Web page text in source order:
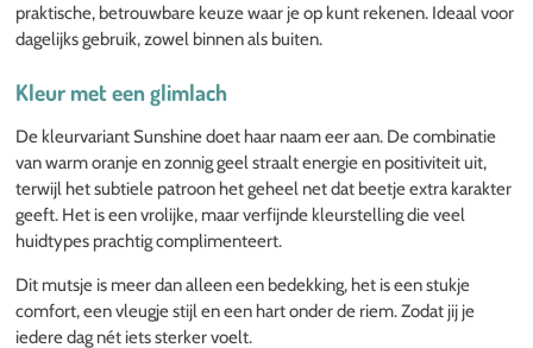
praktische, betrouwbare keuze waar je op kunt rekenen. Ideaal voor
dagelijks gebruik, zowel binnen als buiten.
Kleur met een glimlach
De kleurvariant Sunshine doet haar naam eer aan. De combinatie
van warm oranje en zonnig geel straalt energie en positiviteit uit,
terwijl het subtiele patroon het geheel net dat beetje extra karakter
geeft. Het is een vrolijke, maar verfijnde kleurstelling die veel
huidtypes prachtig complimenteert.
Dit mutsje is meer dan alleen een bedekking, het is een stukje
comfort, een vleugje stijl en een hart onder de riem. Zodat jij je
iedere dag nét iets sterker voelt.